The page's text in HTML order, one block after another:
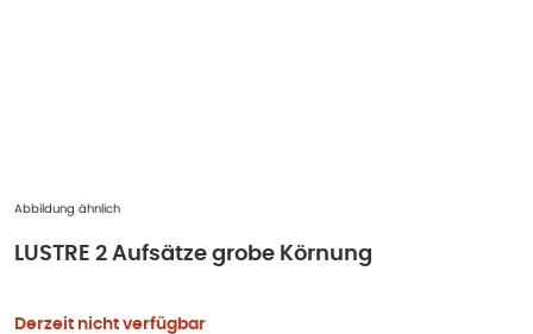
Abbildung ähnlich
LUSTRE 2 Aufsätze grobe Körnung
Derzeit nicht verfügbar